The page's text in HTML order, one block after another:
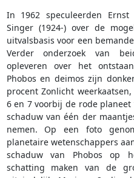
In 1962 speculeerden Ernst
Singer (1924-) over de
uitvalsbasis voor een
Verder onderzoek van
opleveren over het
Phobos en deimos zijn
procent Zonlicht
6 en 7 voorbij de rode
schaduw van één der
nemen. Op een foto
planetaire wetenschappers
schaduw van Phobos op
schatting maken van de